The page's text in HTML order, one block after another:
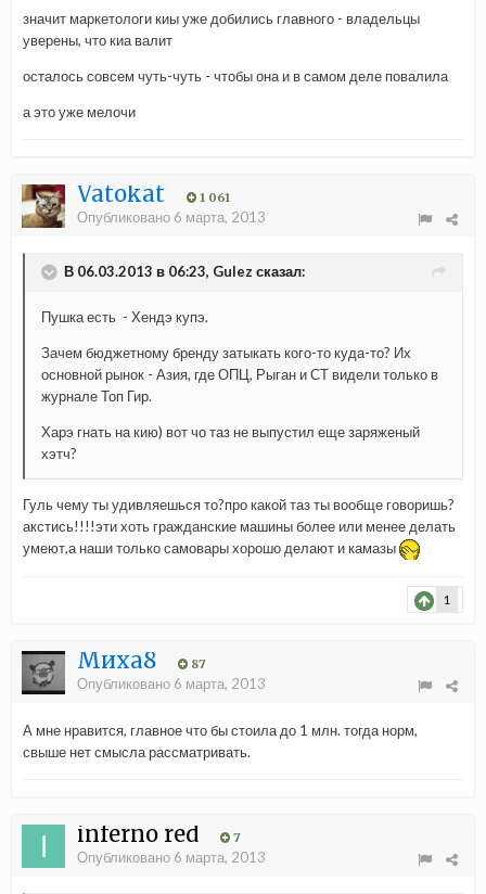
значит маркетологи киы уже добились главного - владельцы
уверены, что киа валит
осталось совсем чуть-чуть - чтобы она и в самом деле повалила
а это уже мелочи
Vatokat 1 061
Опубликовано 6 марта, 2013
В 06.03.2013 в 06:23, Gulez сказал:
Пушка есть - Хендэ купэ.
Зачем бюджетному бренду затыкать кого-то куда-то? Их
основной рынок - Азия, где ОПЦ, Рыган и СТ видели только в
журнале Топ Гир.
Харэ гнать на кию) вот чо таз не выпустил еще заряженый
хэтч?
Гуль чему ты удивляешься то?про какой таз ты вообще говоришь?
акстись!!!!эти хоть гражданские машины более или менее делать
умеют,а наши только самовары хорошо делают и камазы
1
Миха8 87
Опубликовано 6 марта, 2013
А мне нравится, главное что бы стоила до 1 млн. тогда норм,
свыше нет смысла рассматривать.
inferno red 7
Опубликовано 6 марта, 2013